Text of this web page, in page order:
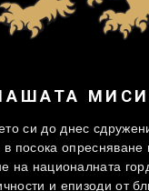
си до днес
в посока опресняване
на националната
и епизоди от